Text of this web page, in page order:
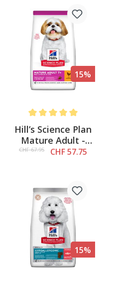
15%
Average rating of 5 out of
Hill’s Science Plan
Mature Adult -
Small & Mini mit
CHF 67.95 CHF 57.75
15%